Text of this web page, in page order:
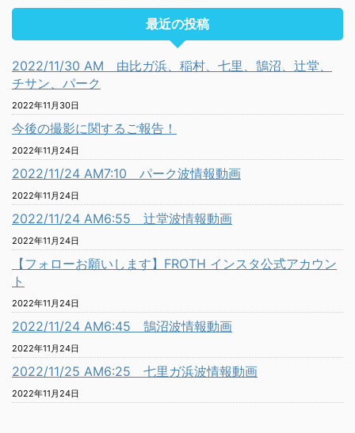
最近の投稿
2022/11/30 AM 由比ガ浜、稲村、七里、鵠沼、辻堂、
チサン、パーク
2022年11月30日
今後の撮影に関するご報告！
2022年11月24日
2022/11/24 AM7:10 パーク波情報動画
2022年11月24日
2022/11/24 AM6:55 辻堂波情報動画
2022年11月24日
【フォローお願いします】FROTH インスタ公式アカウン
ト
2022年11月24日
2022/11/24 AM6:45 鵠沼波情報動画
2022年11月24日
2022/11/25 AM6:25 七里ガ浜波情報動画
2022年11月24日